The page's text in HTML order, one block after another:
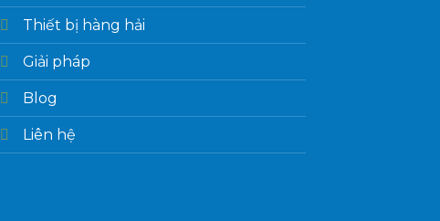
Thiết bị hàng hải
Giải pháp
Blog
Liên hệ